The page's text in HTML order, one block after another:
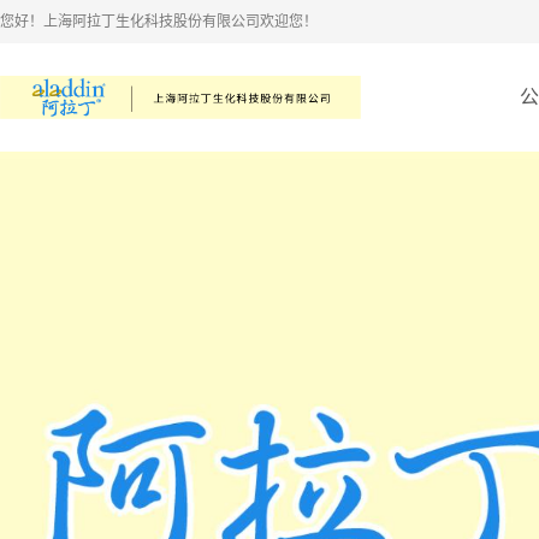
您好！上海阿拉丁生化科技股份有限公司欢迎您！